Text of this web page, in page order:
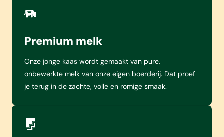
Premium melk
Onze jonge kaas wordt gemaakt van pure,
onbewerkte melk van onze eigen boerderij. Dat proef
je terug in de zachte, volle en romige smaak.